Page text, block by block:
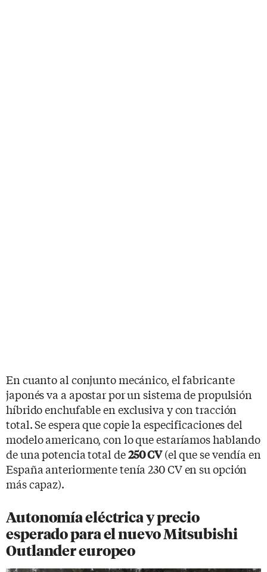
En cuanto al conjunto mecánico, el fabricante
japonés va a apostar por un sistema de propulsión
híbrido enchufable en exclusiva y con tracción
total. Se espera que copie la especificaciones del
modelo americano, con lo que estaríamos hablando
de una potencia total de250 CV(el que se vendía en
España anteriormente tenía 230 CV en su opción
más capaz).
Autonomía eléctrica y precio
esperado para el nuevo Mitsubishi
Outlander europeo